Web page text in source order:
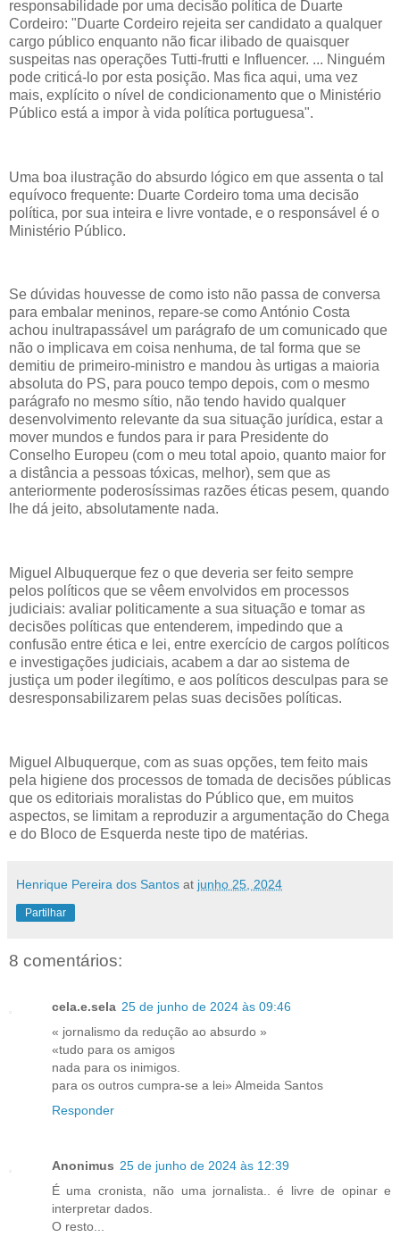
responsabilidade por uma decisão política de Duarte
Cordeiro: "Duarte Cordeiro rejeita ser candidato a qualquer
cargo público enquanto não ficar ilibado de quaisquer
suspeitas nas operações Tutti-frutti e Influencer. ... Ninguém
pode criticá-lo por esta posição. Mas fica aqui, uma vez
mais, explícito o nível de condicionamento que o Ministério
Público está a impor à vida política portuguesa".
Uma boa ilustração do absurdo lógico em que assenta o tal
equívoco frequente: Duarte Cordeiro toma uma decisão
política, por sua inteira e livre vontade, e o responsável é o
Ministério Público.
Se dúvidas houvesse de como isto não passa de conversa
para embalar meninos, repare-se como António Costa
achou inultrapassável um parágrafo de um comunicado que
não o implicava em coisa nenhuma, de tal forma que se
demitiu de primeiro-ministro e mandou às urtigas a maioria
absoluta do PS, para pouco tempo depois, com o mesmo
parágrafo no mesmo sítio, não tendo havido qualquer
desenvolvimento relevante da sua situação jurídica, estar a
mover mundos e fundos para ir para Presidente do
Conselho Europeu (com o meu total apoio, quanto maior for
a distância a pessoas tóxicas, melhor), sem que as
anteriormente poderosíssimas razões éticas pesem, quando
lhe dá jeito, absolutamente nada.
Miguel Albuquerque fez o que deveria ser feito sempre
pelos políticos que se vêem envolvidos em processos
judiciais: avaliar politicamente a sua situação e tomar as
decisões políticas que entenderem, impedindo que a
confusão entre ética e lei, entre exercício de cargos políticos
e investigações judiciais, acabem a dar ao sistema de
justiça um poder ilegítimo, e aos políticos desculpas para se
desresponsabilizarem pelas suas decisões políticas.
Miguel Albuquerque, com as suas opções, tem feito mais
pela higiene dos processos de tomada de decisões públicas
que os editoriais moralistas do Público que, em muitos
aspectos, se limitam a reproduzir a argumentação do Chega
e do Bloco de Esquerda neste tipo de matérias.
Henrique Pereira dos Santos at junho 25, 2024
Partilhar
8 comentários:
cela.e.sela 25 de junho de 2024 às 09:46
« jornalismo da redução ao absurdo »
«tudo para os amigos
nada para os inimigos.
para os outros cumpra-se a lei» Almeida Santos
Responder
Anonimus 25 de junho de 2024 às 12:39
É uma cronista, não uma jornalista.. é livre de opinar e
interpretar dados.
O resto...